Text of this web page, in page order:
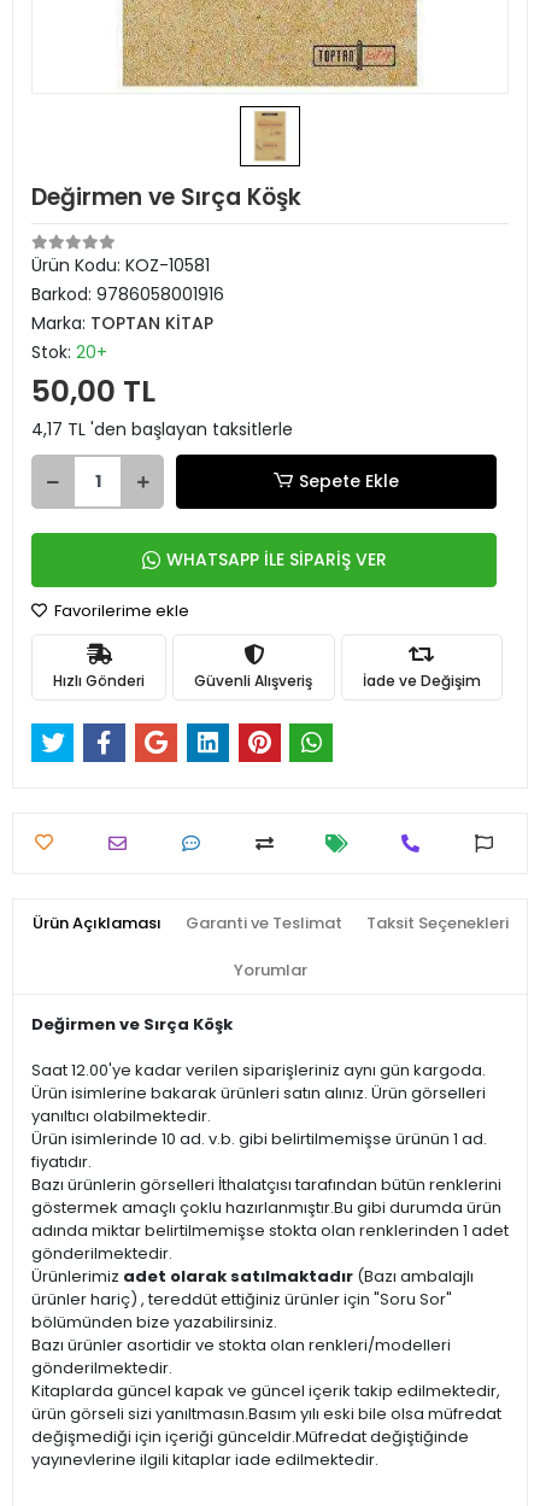
Değirmen ve Sırça Köşk
Ürün Kodu: KOZ-10581
Barkod: 9786058001916
Marka: TOPTAN KİTAP
Stok: 20+
50,00 TL
4,17 TL 'den başlayan taksitlerle
Sepete Ekle
WHATSAPP İLE SİPARİŞ VER
Favorilerime ekle
Hızlı Gönderi Güvenli Alışveriş İade ve Değişim
Ürün Açıklaması Garanti ve Teslimat Taksit Seçenekleri
Yorumlar
Değirmen ve Sırça Köşk
Saat 12.00'ye kadar verilen siparişleriniz aynı gün kargoda.
Ürün isimlerine bakarak ürünleri satın alınız. Ürün görselleri
yanıltıcı olabilmektedir.
Ürün isimlerinde 10 ad. v.b. gibi belirtilmemişse ürünün 1 ad.
fiyatıdır.
Bazı ürünlerin görselleri İthalatçısı tarafından bütün renklerini
göstermek amaçlı çoklu hazırlanmıştır.Bu gibi durumda ürün
adında miktar belirtilmemişse stokta olan renklerinden 1 adet
gönderilmektedir.
Ürünlerimiz adet olarak satılmaktadır (Bazı ambalajlı
ürünler hariç) , tereddüt ettiğiniz ürünler için "Soru Sor"
bölümünden bize yazabilirsiniz.
Bazı ürünler asortidir ve stokta olan renkleri/modelleri
gönderilmektedir.
Kitaplarda güncel kapak ve güncel içerik takip edilmektedir,
ürün görseli sizi yanıltmasın.Basım yılı eski bile olsa müfredat
değişmediği için içeriği günceldir.Müfredat değiştiğinde
yayınevlerine ilgili kitaplar iade edilmektedir.